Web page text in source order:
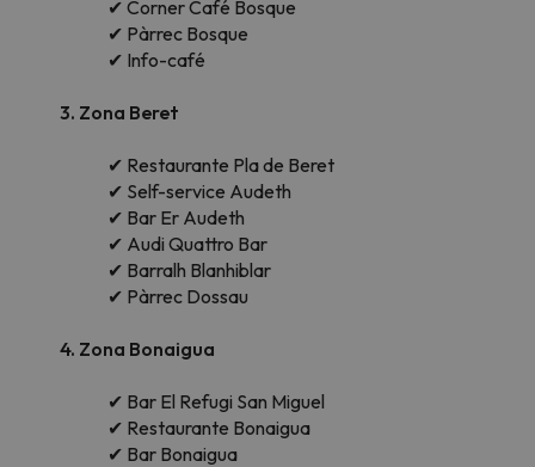
✔ Corner Café Bosque
✔ Pàrrec Bosque
✔ Info-café
3. Zona Beret
✔ Restaurante Pla de Beret
✔ Self-service Audeth
✔ Bar Er Audeth
✔ Audi Quattro Bar
✔ Barralh Blanhiblar
✔ Pàrrec Dossau
4. Zona Bonaigua
✔ Bar El Refugi San Miguel
✔ Restaurante Bonaigua
✔ Bar Bonaigua